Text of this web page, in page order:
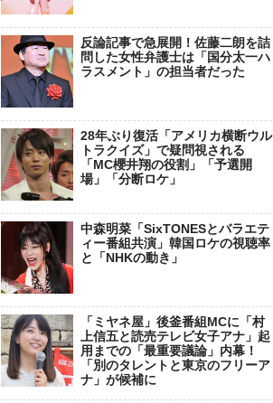
反論記事で急展開！佐藤二朗を詰
問した女性弁護士は「国分太一ハ
ラスメント」の担当者だった
28年ぶり復活「アメリカ横断ウル
トラクイズ」で疑問視される
「MC櫻井翔の役割」「予選開
場」「分断ロケ」
中森明菜「SixTONESとバラエテ
ィー番組共演」韓国ロケの視聴率
と「NHKの動き」
「ミヤネ屋」後釜番組MCに「村
上信五と読売テレビ女子アナ」起
用までの「最重要議論」内幕！
「別のタレントと東京のフリーア
ナ」が候補に